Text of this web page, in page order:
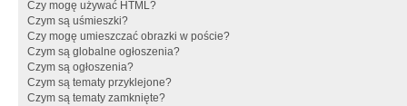
Czy mogę używać HTML?
Czym są uśmieszki?
Czy mogę umieszczać obrazki w poście?
Czym są globalne ogłoszenia?
Czym są ogłoszenia?
Czym są tematy przyklejone?
Czym są tematy zamknięte?